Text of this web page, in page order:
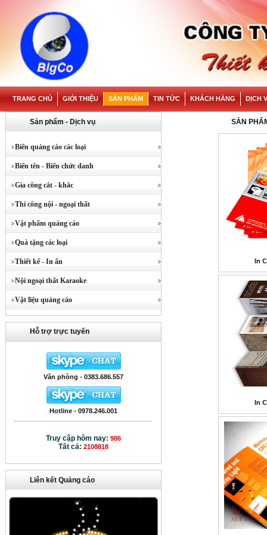
TRANG CHỦ GIỚI THIỆU SẢN PHẨM TIN TỨC KHÁCH HÀNG DỊCH
Sản phẩm - Dịch vụ
Biển quảng cáo các loại
Biển tên - Biển chức danh
Gia công cắt - khắc
Thi công nội - ngoại thất
Vật phẩm quảng cáo
Quà tặng các loại
Thiết kế - In ấn
Nội ngoại thất Karaoke
Vật liệu quảng cáo
Hỗ trợ trực tuyến
Văn phòng - 0383.686.557
Hotline - 0978.246.001
Truy cập hôm nay: 986
Tất cả: 2108818
Liên kết Quảng cáo
SẢN
In
In